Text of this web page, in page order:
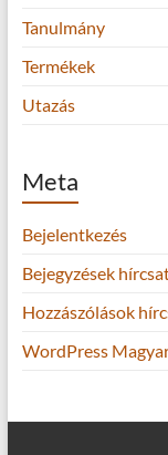
Tanulmány
Termékek
Utazás
Meta
Bejelentkezés
Bejegyzések
Hozzászólások
WordPress